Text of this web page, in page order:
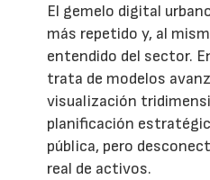
El gemelo digital
más repetido y, al
entendido del sector.
trata de modelos
visualización
planificación
pública, pero
real de activos.